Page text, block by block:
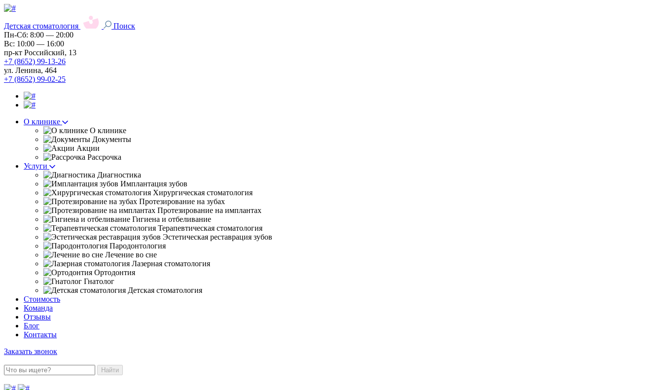
Детская стоматология
Поиск
Пн-Сб: 8:00 — 20:00
Вс: 10:00 — 16:00
пр-кт Российский, 13
+7 (8652) 99-13-26
ул. Ленина, 464
+7 (8652) 99-02-25
О клинике
О клинике
Документы
Акции
Рассрочка
Услуги
Диагностика
Имплантация зубов
Хирургическая стоматология
Протезирование на зубах
Протезирование на имплантах
Гигиена и отбеливание
Терапевтическая стоматология
Эстетическая реставрация зубов
Пародонтология
Лечение во сне
Лазерная стоматология
Ортодонтия
Гнатолог
Детская стоматология
Стоимость
Команда
Отзывы
Блог
Контакты
Заказать звонок
Найти